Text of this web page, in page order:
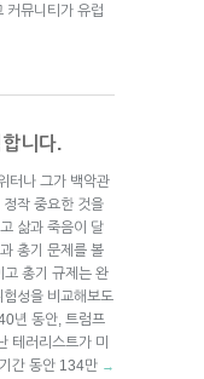
커뮤니티가 유럽
니다.
터나 그가 백악관
작 중요한 것을
삶과 죽음이 달
총기 문제를 볼
고 총기 규제는 완
성을 비교해보도
년 동안, 트럼프
테러리스트가 미
간 동안 134만 →